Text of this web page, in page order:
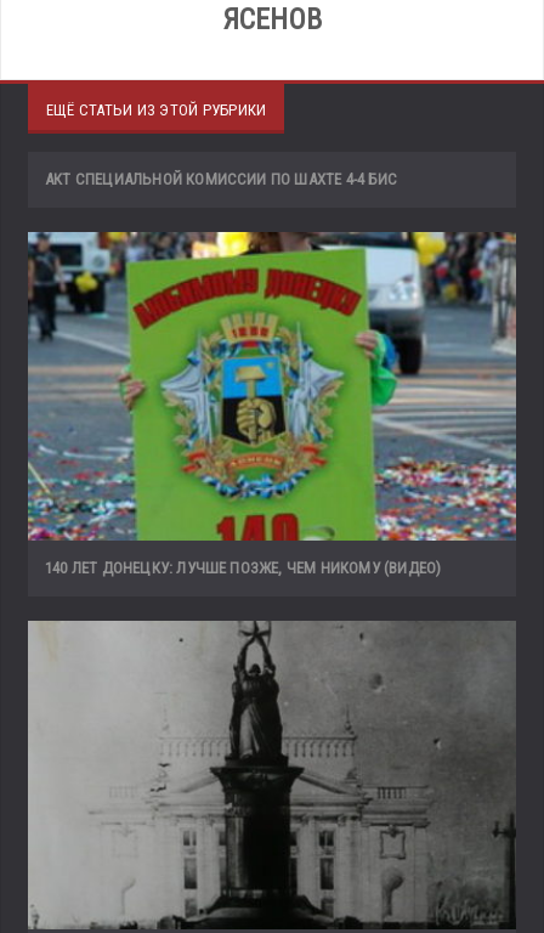
ЯСЕНОВ
ЕЩЁ СТАТЬИ ИЗ ЭТОЙ РУБРИКИ
АКТ СПЕЦИАЛЬНОЙ КОМИССИИ ПО ШАХТЕ 4-4 БИС
140 ЛЕТ ДОНЕЦКУ: ЛУЧШЕ ПОЗЖЕ, ЧЕМ НИКОМУ (ВИДЕО)